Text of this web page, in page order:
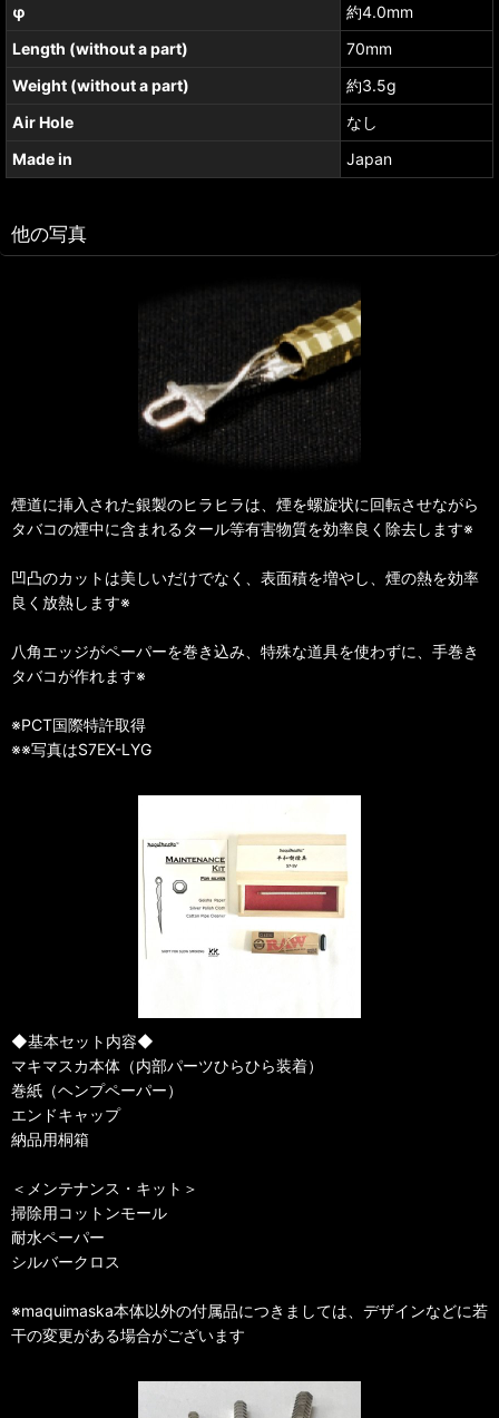
φ
約4.0mm
Length (without a part)
70mm
Weight (without a part)
約3.5g
Air Hole
なし
Made in
Japan
他の写真
煙道に挿入された銀製のヒラヒラは、煙を螺旋状に回転させながら
タバコの煙中に含まれるタール等有害物質を効率良く除去します※
凹凸のカットは美しいだけでなく、表面積を増やし、煙の熱を効率
良く放熱します※
八角エッジがペーパーを巻き込み、特殊な道具を使わずに、手巻き
タバコが作れます※
※PCT国際特許取得
※※写真はS7EX-LYG
◆基本セット内容◆
マキマスカ本体（内部パーツひらひら装着）
巻紙（ヘンプペーパー）
エンドキャップ
納品用桐箱
＜メンテナンス・キット＞
掃除用コットンモール
耐水ペーパー
シルバークロス
※maquimaska本体以外の付属品につきましては、デザインなどに若
干の変更がある場合がございます